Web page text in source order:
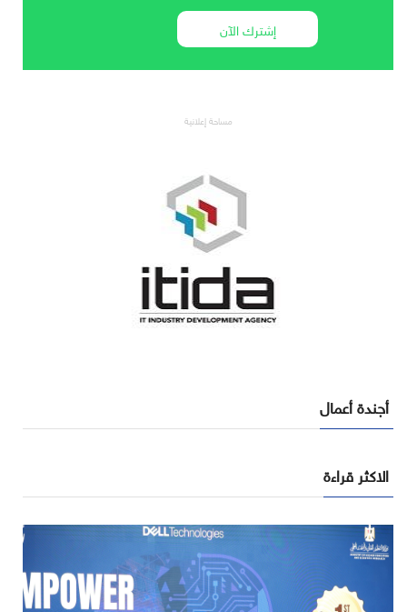
إشترك الآن
مساحة إعلانية
أجندة أعمال
الاكثر قراءة